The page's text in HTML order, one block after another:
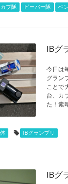
カブ隊 ビーバー隊 ベ
IBグ
今日は
グラン
ことで
台、カ
た！素
IBグランプリ
IBグ